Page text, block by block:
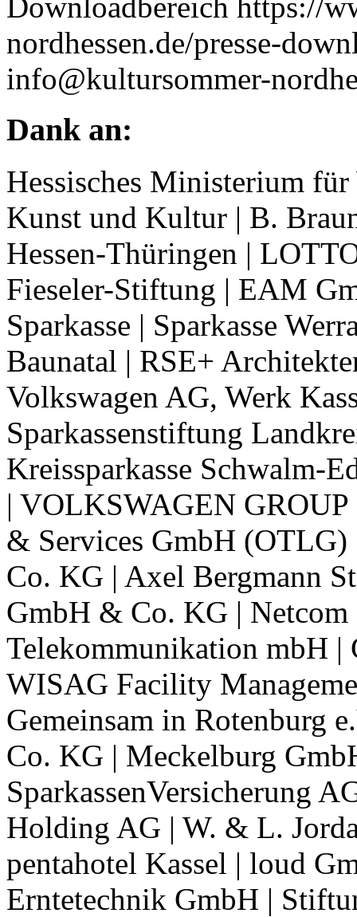
nordhessen.de/presse-
info@kultursommer-
Dank an:
Hessisches Ministerium
Kunst und Kultur | B.
Hessen-Thüringen |
Fieseler-Stiftung | EAM
Sparkasse | Sparkasse
Baunatal | RSE+
Volkswagen AG, Werk
Sparkassenstiftung
Kreissparkasse Schwalm-
| VOLKSWAGEN
& Services GmbH
Co. KG | Axel Bergmann
GmbH & Co. KG | Netcom
Telekommunikation mbH
WISAG Facility
Gemeinsam in Rotenburg
Co. KG | Meckelburg
SparkassenVersicherung
Holding AG | W. & L.
pentahotel Kassel | loud
Erntetechnik GmbH |